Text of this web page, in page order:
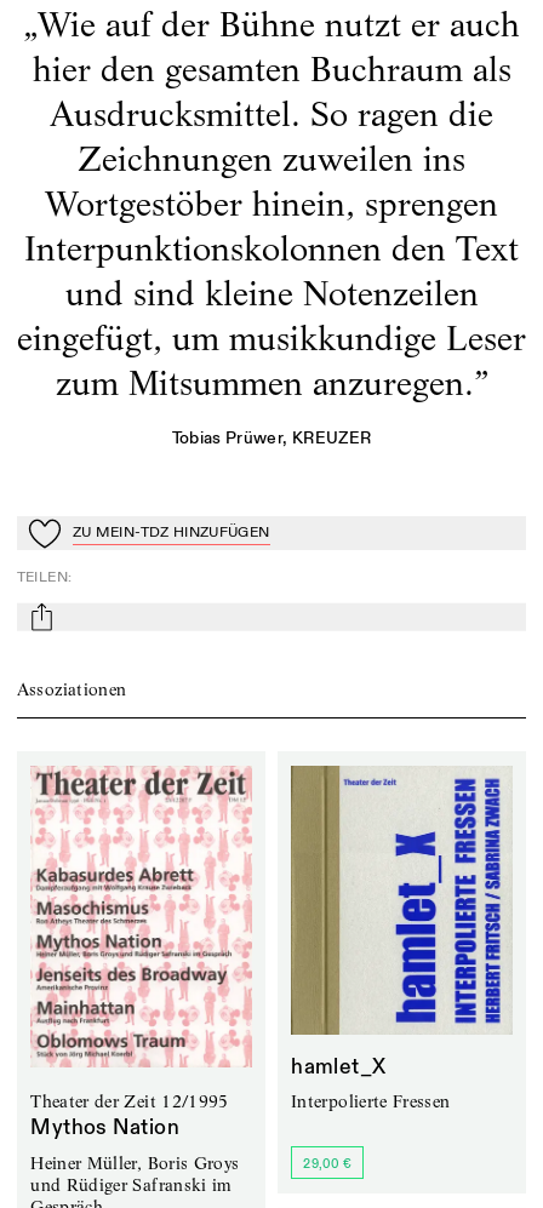
„Wie auf der Bühne nutzt er auch
hier den gesamten Buchraum als
Ausdrucksmittel. So ragen die
Zeichnungen zuweilen ins
Wortgestöber hinein, sprengen
Interpunktionskolonnen den Text
und sind kleine Notenzeilen
eingefügt, um musikkundige Leser
zum Mitsummen anzuregen.”
Tobias Prüwer, KREUZER
Zu Mein-TdZ hinzufügen
ZU MEIN-TDZ HINZUFÜGEN
TEILEN:
mail
Assoziationen
Theater der Zeit 12/1995
Mythos Nation
Heiner Müller, Boris Groys
und Rüdiger Safranski im
hamlet_X
Interpolierte Fressen
29,00 €